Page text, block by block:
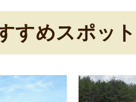
すめスポット